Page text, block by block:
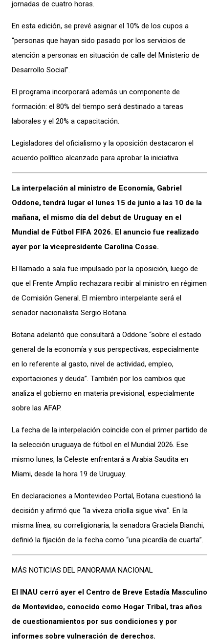
jornadas de cuatro horas.
En esta edición, se prevé asignar el 10% de los cupos a
“personas que hayan sido pasado por los servicios de
atención a personas en situación de calle del Ministerio de
Desarrollo Social”.
El programa incorporará además un componente de
formación: el 80% del tiempo será destinado a tareas
laborales y el 20% a capacitación.
Legisladores del oficialismo y la oposición destacaron el
acuerdo político alcanzado para aprobar la iniciativa.
La interpelación al ministro de Economía, Gabriel
Oddone, tendrá lugar el lunes 15 de junio a las 10 de la
mañana, el mismo día del debut de Uruguay en el
Mundial de Fútbol FIFA 2026. El anuncio fue realizado
ayer por la vicepresidente Carolina Cosse.
El llamado a sala fue impulsado por la oposición, luego de
que el Frente Amplio rechazara recibir al ministro en régimen
de Comisión General. El miembro interpelante será el
senador nacionalista Sergio Botana.
Botana adelantó que consultará a Oddone “sobre el estado
general de la economía y sus perspectivas, especialmente
en lo referente al gasto, nivel de actividad, empleo,
exportaciones y deuda”. También por los cambios que
analiza el gobierno en materia previsional, especialmente
sobre las AFAP.
La fecha de la interpelación coincide con el primer partido de
la selección uruguaya de fútbol en el Mundial 2026. Ese
mismo lunes, la Celeste enfrentará a Arabia Saudita en
Miami, desde la hora 19 de Uruguay.
En declaraciones a Montevideo Portal, Botana cuestionó la
decisión y afirmó que “la viveza criolla sigue viva”. En la
misma línea, su correligionaria, la senadora Graciela Bianchi,
definió la fijación de la fecha como “una picardía de cuarta”.
MÁS NOTICIAS DEL PANORAMA NACIONAL
El INAU cerró ayer el Centro de Breve Estadía Masculino
de Montevideo, conocido como Hogar Tribal, tras años
de cuestionamientos por sus condiciones y por
informes sobre vulneración de derechos.